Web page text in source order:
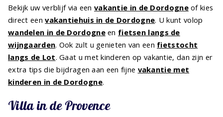
Bekijk uw verblijf via een vakantie in de Dordogneof kies
direct eenvakantiehuis in de Dordogne. U kunt volop
wandelen in de Dordogneen fietsen langs de
wijngaarden. Ook zult u genieten van een fietstocht
langs de Lot. Gaat u met kinderen op vakantie, dan zijn er
extra tips die bijdragen aan een fijne vakantie met
kinderen in de Dordogne.
Villa in de Provence